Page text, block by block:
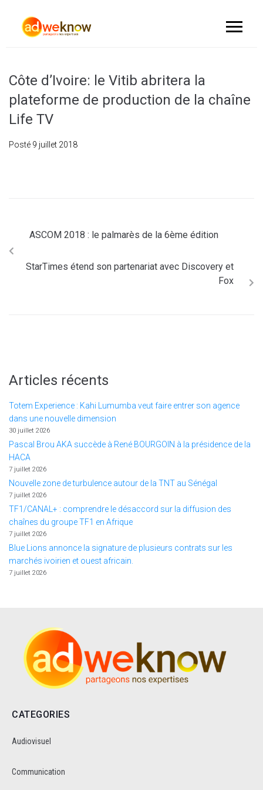
Côte d’Ivoire: le Vitib abritera la
plateforme de production de la chaîne
Life TV
Posté 9 juillet 2018
ASCOM 2018 : le palmarès de la 6ème édition
StarTimes étend son partenariat avec Discovery et
Fox
Articles récents
Totem Experience : Kahi Lumumba veut faire entrer son agence
dans une nouvelle dimension
30 juillet 2026
Pascal Brou AKA succède à René BOURGOIN à la présidence de la
HACA
7 juillet 2026
Nouvelle zone de turbulence autour de la TNT au Sénégal
7 juillet 2026
TF1/CANAL+ : comprendre le désaccord sur la diffusion des
chaînes du groupe TF1 en Afrique
7 juillet 2026
Blue Lions annonce la signature de plusieurs contrats sur les
marchés ivoirien et ouest africain.
7 juillet 2026
CATEGORIES
Audiovisuel
Communication